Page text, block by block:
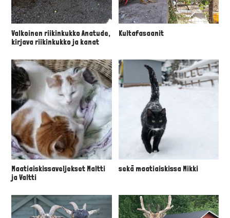
Valkoinen riikinkukko Anatude,
kirjava riikinkukko ja kanat
Kultafasaanit
Maatiaiskissaveljekset Maltti
ja Valtti
sekä maatiaiskissa Mikki